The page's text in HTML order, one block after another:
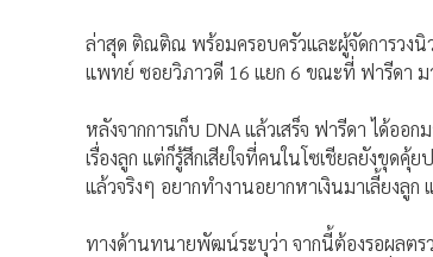
ล่าสุด ติณติณ พร้อมครอบครัวและผู้จัดการวงนิ
แพทย์ ซอยวิภาวดี 16 แยก 6 ขณะที่ ฟารีดา
หลังจากการเก็บ DNA แล้วเสร็จ ฟารีดา ได้
เรื่องลูก แต่ก็รู้สึกเสียใจที่คนในโซเชียลยังขุดคุ้
แล้วจริงๆ อยากทํางานอยากหาเงินมาเลี้ยง
ทางด้านทนายพัฒน์ระบุว่า จากนี้ต้องรอผลตร